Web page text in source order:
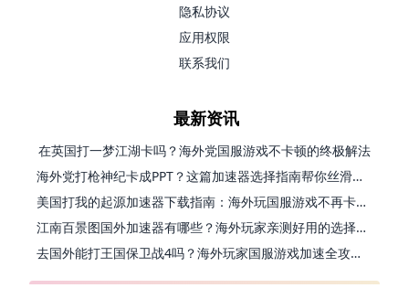
隐私协议
应用权限
联系我们
最新资讯
在英国打一梦江湖卡吗？海外党国服游戏不卡顿的终极解法
海外党打枪神纪卡成PPT？这篇加速器选择指南帮你丝滑上分
美国打我的起源加速器下载指南：海外玩国服游戏不再卡的终极方案
江南百景图国外加速器有哪些？海外玩家亲测好用的选择与避坑指南
去国外能打王国保卫战4吗？海外玩家国服游戏加速全攻略（附公主连结幻想江湖实测）